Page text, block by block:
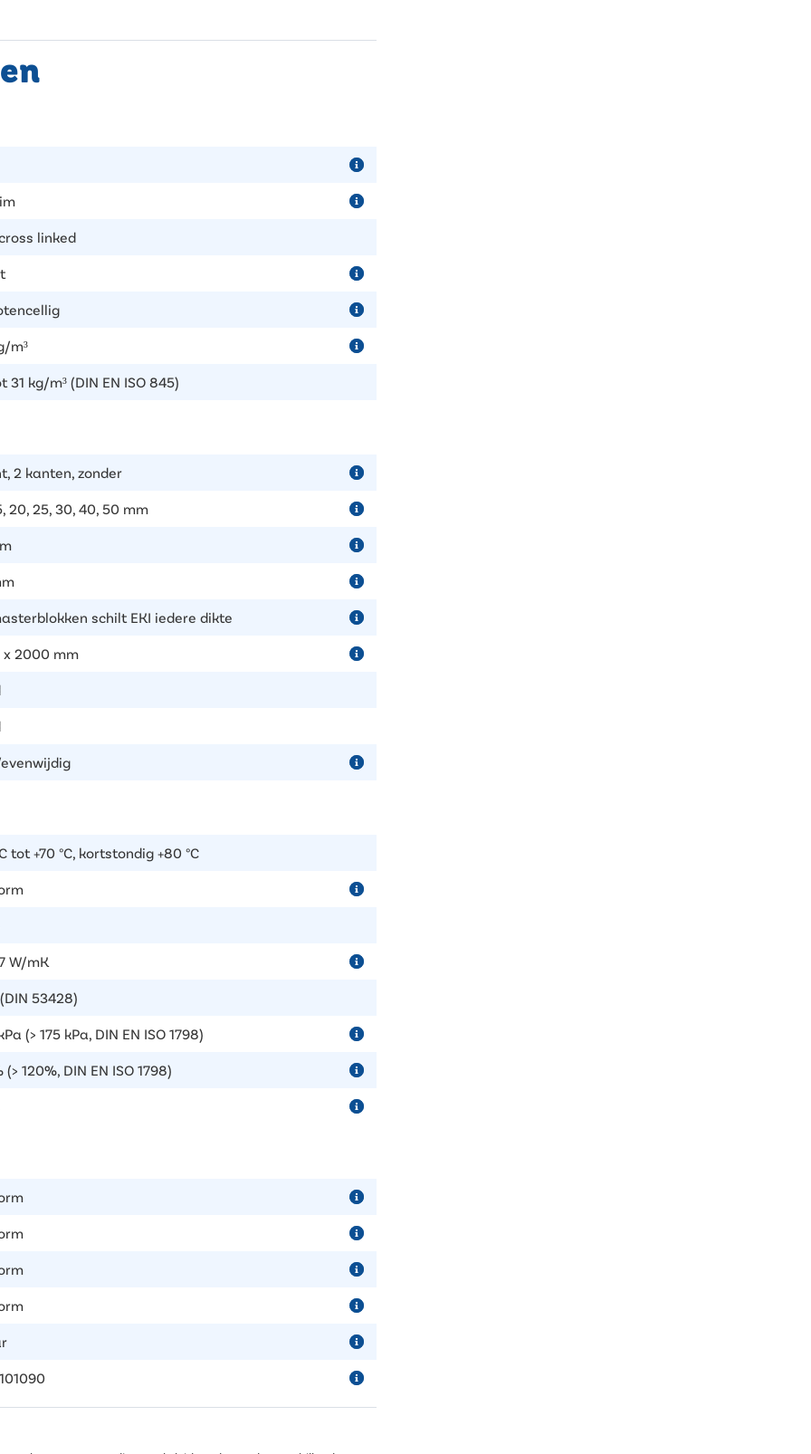
linked
m³
31 kg/m³ (DIN EN ISO 845)
2 kanten, zonder
20, 25, 30, 40, 50 mm
schilt EKI iedere dikte
x 2000 mm
tot +70 °C, kortstondig +80 °C
W/mK
53428)
(> 175 kPa, DIN EN ISO 1798)
(> 120%, DIN EN ISO 1798)